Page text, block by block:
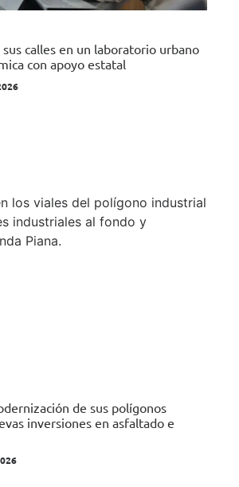
calles en un laboratorio urbano
con apoyo estatal
de sus polígonos
inversiones en asfaltado e